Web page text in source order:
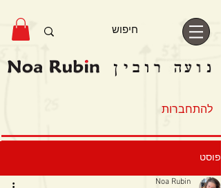
להתחברות
פוסט
Noa Rubin